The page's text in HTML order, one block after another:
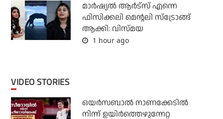
മാർഷ്യൽ ആർട്സ് എന്നെ
ഫിസിക്കലി മെന്റലി സ്ട്രോങ്ങ്
ആക്കി: വിസ്മയ
1 hour ago
VIDEO STORIES
ഒയര്‍സബാൽ നാണക്കേടിൽ
നിന്ന് ഉയിർത്തെഴുന്നേറ്റ